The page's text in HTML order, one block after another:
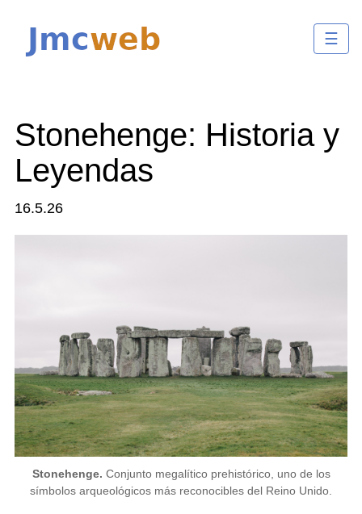
☰
Stonehenge: Historia y
Leyendas
16.5.26
Stonehenge. Conjunto megalítico prehistórico, uno de los
símbolos arqueológicos más reconocibles del Reino Unido.